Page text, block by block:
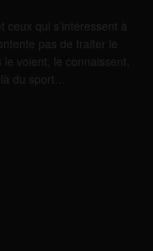
qui s’intéressent à
pas de traiter le
voient, le connaissent,
du sport…